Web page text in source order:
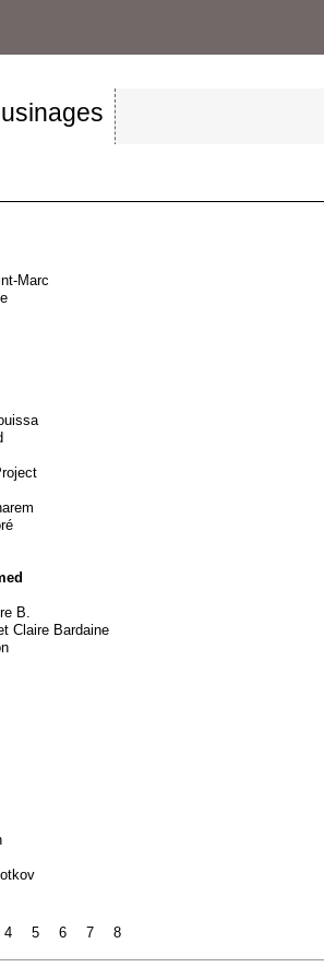
Marc
B.
Claire Bardaine
4 5 6 7
8